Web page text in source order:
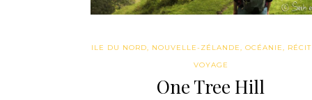
ILE DU NORD, NOUVELLE-ZÉLANDE, OCÉANIE,
VOYAGE
One Tree Hill